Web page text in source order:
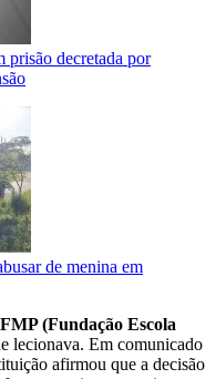
prisão decretada por
de menina em
FMP (Fundação Escola
lecionava. Em comunicado
afirmou que a decisão